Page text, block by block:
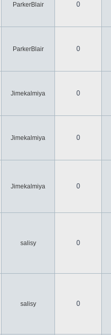
ParkerBlair 0
ParkerBlair 0
Jimekalmiya 0
Jimekalmiya 0
Jimekalmiya 0
salisy 0
salisy 0